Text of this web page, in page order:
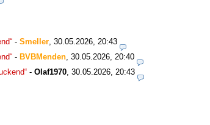
- Smeller 30.05.2026, 20:43
- BVBMenden 30.05.2026, 20:40
- Olaf1970 30.05.2026, 20:43